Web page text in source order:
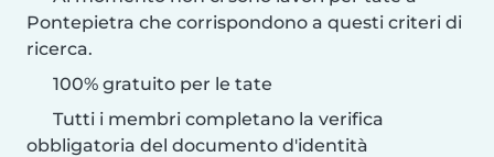
Pontepietra che corrispondono a questi criteri di
ricerca.
100% gratuito per le tate
Tutti i membri completano la verifica
obbligatoria del documento d'identità